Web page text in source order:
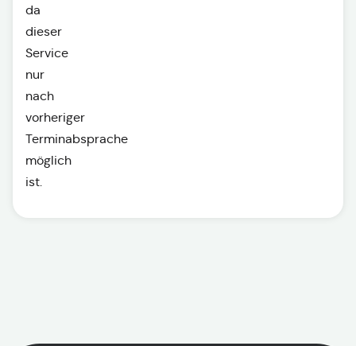
da
dieser
Service
nur
nach
vorheriger
Terminabsprache
möglich
ist.